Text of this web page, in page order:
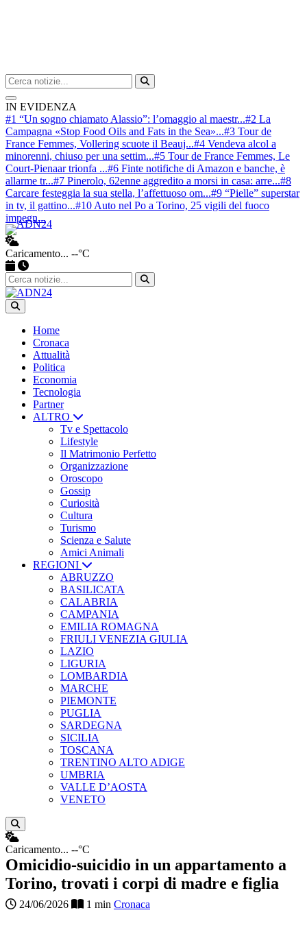
Cerca nel sito Avvia ricerca
IN EVIDENZA
#1 “Un sogno chiamato Alassio”: l’omaggio al maestr...#2 La
Campagna «Stop Food Oils and Fats in the Sea»...#3 Tour de
France Femmes, Vollering scuote il Beauj...#4 Vendeva alcol a
minorenni, chiuso per una settim...#5 Tour de France Femmes, Le
Court-Pienaar trionfa ...#6 Finte notifiche di Amazon e banche, è
allarme tr...#7 Pinerolo, 62enne aggredito a morsi in casa: arre...#8
Carcare festeggia la sua stella, l’affettuoso om...#9 “Pielle” superstar
in tv, il gattino...#10 Auto nel Po a Torino, 25 vigili del fuoco
impegn...
Caricamento... --°C
Apri ricerca
Home
Cronaca
Attualità
Politica
Economia
Tecnologia
Partner
ALTRO
Tv e Spettacolo
Lifestyle
Il Matrimonio Perfetto
Organizzazione
Oroscopo
Gossip
Curiosità
Cultura
Turismo
Scienza e Salute
Amici Animali
REGIONI
ABRUZZO
BASILICATA
CALABRIA
CAMPANIA
EMILIA ROMAGNA
FRIULI VENEZIA GIULIA
LAZIO
LIGURIA
LOMBARDIA
MARCHE
PIEMONTE
PUGLIA
SARDEGNA
SICILIA
TOSCANA
TRENTINO ALTO ADIGE
UMBRIA
VALLE D’AOSTA
VENETO
Apri ricerca
Caricamento... --°C
Omicidio-suicidio in un appartamento a
Torino, trovati i corpi di madre e figlia
24/06/2026 1 min Cronaca